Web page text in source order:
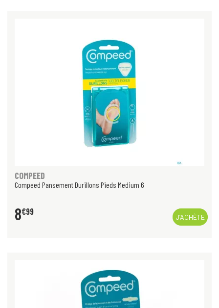
COMPEED
Compeed Pansement Durillons Pieds Medium 6
8€99
J’ACHÈTE